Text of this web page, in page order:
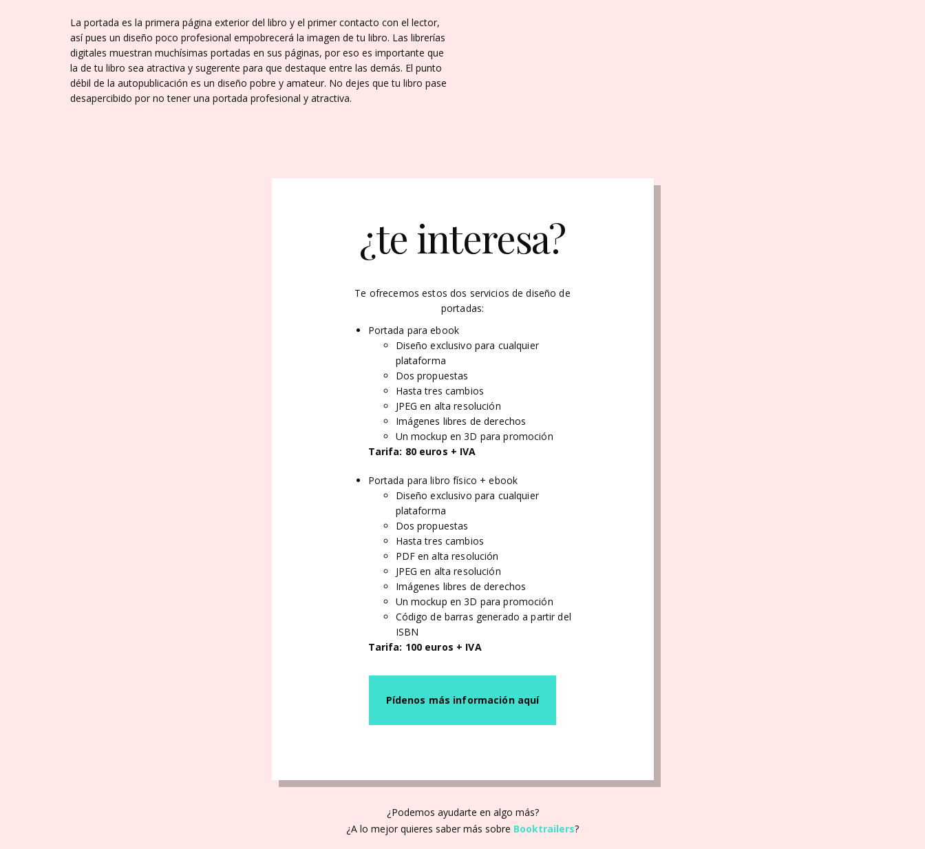
La portada es la primera página exterior del libro y el primer contacto con el lector,
así pues un diseño poco profesional empobrecerá la imagen de tu libro. Las librerías
digitales muestran muchísimas portadas en sus páginas, por eso es importante que
la de tu libro sea atractiva y sugerente para que destaque entre las demás. El punto
débil de la autopublicación es un diseño pobre y amateur. No dejes que tu libro pase
desapercibido por no tener una portada profesional y atractiva.
¿te interesa?
Te ofrecemos estos dos servicios de diseño de
portadas:
Portada para ebook
Diseño exclusivo para cualquier
plataforma
Dos propuestas
Hasta tres cambios
JPEG en alta resolución
Imágenes libres de derechos
Un mockup en 3D para promoción
Tarifa: 80 euros + IVA
Portada para libro físico + ebook
Diseño exclusivo para cualquier
plataforma
Dos propuestas
Hasta tres cambios
PDF en alta resolución
JPEG en alta resolución
Imágenes libres de derechos
Un mockup en 3D para promoción
Código de barras generado a partir del
ISBN
Tarifa: 100 euros + IVA
Pídenos más información aquí
¿Podemos ayudarte en algo más?
¿A lo mejor quieres saber más sobre Booktrailers?